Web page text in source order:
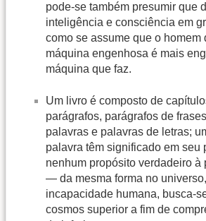
pode-se também presumir que
inteligência e consciência em
como se assume que o homem
máquina engenhosa é mais
máquina que faz.
Um livro é composto de
parágrafos, parágrafos de
palavras e palavras de letras;
palavra têm significado em seu
nenhum propósito verdadeiro à
— da mesma forma no
incapacidade humana, busca-
cosmos superior a fim de